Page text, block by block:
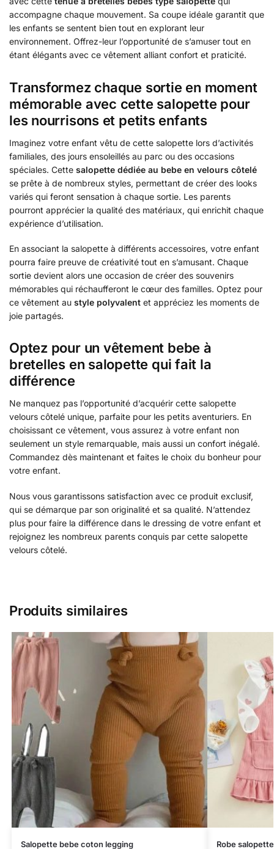
accompagne chaque mouvement. Sa coupe idéale garantit que
les enfants se sentent bien tout en explorant leur
environnement. Offrez-leur l’opportunité de s’amuser tout en
étant élégants avec ce vêtement alliant confort et praticité.
Transformez chaque sortie en moment
mémorable avec cette salopette pour
les nourrisons et petits enfants
Imaginez votre enfant vêtu de cette salopette lors d’activités
familiales, des jours ensoleillés au parc ou des occasions
spéciales. Cette salopette dédiée au bebe en velours côtelé
se prête à de nombreux styles, permettant de créer des looks
variés qui feront sensation à chaque sortie. Les parents
pourront apprécier la qualité des matériaux, qui enrichit chaque
expérience d’utilisation.
En associant la salopette à différents accessoires, votre enfant
pourra faire preuve de créativité tout en s’amusant. Chaque
sortie devient alors une occasion de créer des souvenirs
mémorables qui réchaufferont le cœur des familles. Optez pour
ce vêtement au style polyvalent et appréciez les moments de
joie partagés.
Optez pour un vêtement bebe à
bretelles en salopette qui fait la
différence
Ne manquez pas l’opportunité d’acquérir cette salopette
velours côtelé unique, parfaite pour les petits aventuriers. En
choisissant ce vêtement, vous assurez à votre enfant non
seulement un style remarquable, mais aussi un confort inégalé.
Commandez dès maintenant et faites le choix du bonheur pour
votre enfant.
Nous vous garantissons satisfaction avec ce produit exclusif,
qui se démarque par son originalité et sa qualité. N’attendez
plus pour faire la différence dans le dressing de votre enfant et
rejoignez les nombreux parents conquis par cette salopette
velours côtelé.
Produits similaires
Salopette bebe coton legging Robe